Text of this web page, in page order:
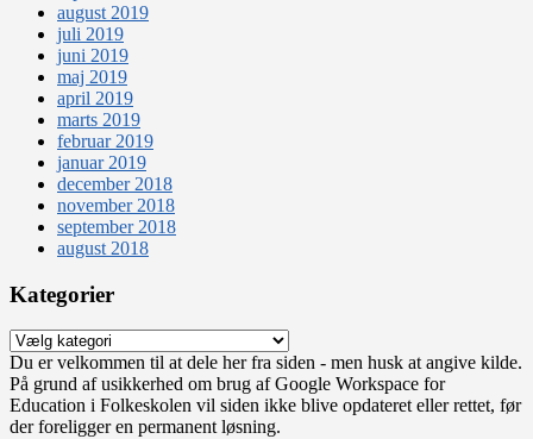
august 2019
juli 2019
juni 2019
maj 2019
april 2019
marts 2019
februar 2019
januar 2019
december 2018
november 2018
september 2018
august 2018
Kategorier
Kategorier
Du er velkommen til at dele her fra siden - men husk at angive kilde.
På grund af usikkerhed om brug af Google Workspace for
Education i Folkeskolen vil siden ikke blive opdateret eller rettet, før
der foreligger en permanent løsning.